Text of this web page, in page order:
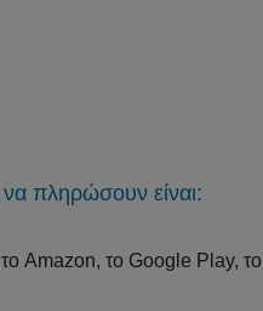
πληρώσουν είναι:
Amazon, το Google Play, το